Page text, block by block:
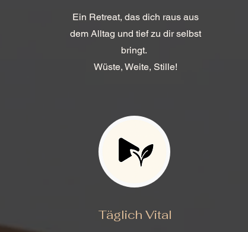
Ein Retreat, das dich raus aus
dem Alltag und tief zu dir selbst
bringt.
Wüste, Weite, Stille!
Täglich Vital